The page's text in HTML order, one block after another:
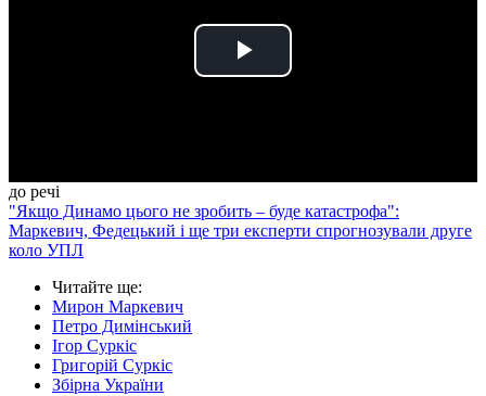
Play
до речі
"Якщо Динамо цього не зробить – буде катастрофа":
Маркевич, Федецький і ще три експерти спрогнозували друге
коло УПЛ
Читайте ще:
Мирон Маркевич
Петро Димінський
Ігор Суркіс
Григорій Суркіс
Збірна України